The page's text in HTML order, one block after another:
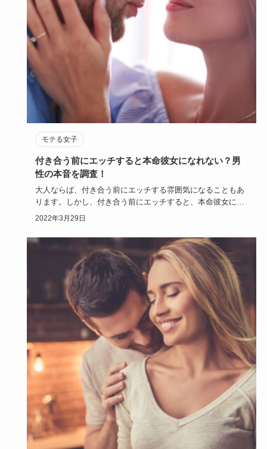
モテる女子
付き合う前にエッチすると本命彼女になれない？男
性の本音を調査！
大人ならば、付き合う前にエッチする雰囲気になることもあ
ります。しかし、付き合う前にエッチすると、本命彼女にな
れないのではな…
2022年3月29日